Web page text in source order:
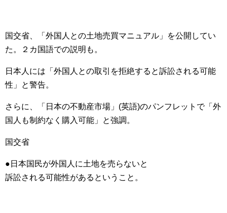
国交省、「外国人との土地売買マニュアル」を公開してい
た。２カ国語での説明も。
日本人には「外国人との取引を拒絶すると訴訟される可能
性」と警告。
さらに、「日本の不動産市場」(英語)のパンフレットで「外
国人も制約なく購入可能」と強調。
国交省
●日本国民が外国人に土地を売らないと
訴訟される可能性があるということ。